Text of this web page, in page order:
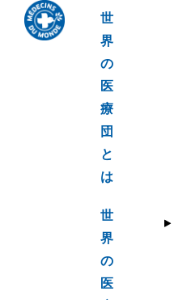
世
界
の
医
療
団
と
は
世
界
の
医